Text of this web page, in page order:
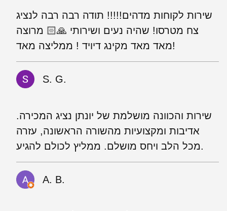
שירות לקוחות מדהים!!!!! תודה רבה רבה לנציג
צח מטרסו! שהיה נעים ושירותי 🙏🏻 מרוצה
מאד מאד מקינג דיויד ! ממליצה מאד!
S. G.
שירות והכוונה מושלמת של יונתן נציג המכירה.
אדיבות ומקצועיות מהשורה הראשונה, עזרה
מכל הלב ויחס מושלם. ממליץ לכולם להגיע.
A. B.